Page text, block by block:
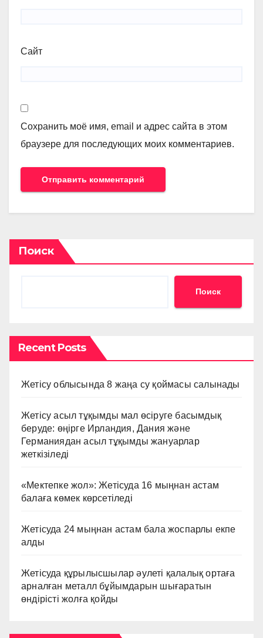
Сайт
Сохранить моё имя, email и адрес сайта в этом
браузере для последующих моих комментариев.
Поиск
Поиск
Recent Posts
Жетісу облысында 8 жаңа су қоймасы салынады
Жетісу асыл тұқымды мал өсіруге басымдық
беруде: өңірге Ирландия, Дания және
Германиядан асыл тұқымды жануарлар
жеткізіледі
«Мектепке жол»: Жетісуда 16 мыңнан астам
балаға көмек көрсетіледі
Жетісуда 24 мыңнан астам бала жоспарлы екпе
алды
Жетісуда құрылысшылар әулеті қалалық ортаға
арналған металл бұйымдарын шығаратын
өндірісті жолға қойды